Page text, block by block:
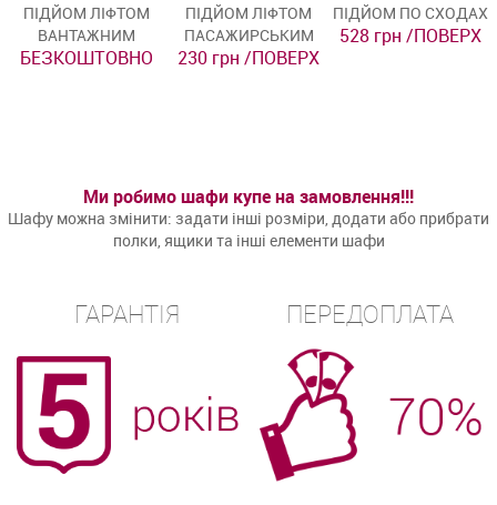
ПІДЙОМ ЛІФТОМ
ВАНТАЖНИМ
БЕЗКОШТОВНО
ПІДЙОМ ЛІФТОМ
ПАСАЖИРСЬКИМ
230 грн /ПОВЕРХ
ПІДЙОМ ПО СХОДАХ
528 грн /ПОВЕРХ
Ми робимо шафи купе на замовлення!!!
Шафу можна змінити: задати інші розміри, додати або прибрати
полки, ящики та інші елементи шафи
ГАРАНТІЯ ПЕРЕДОПЛАТА